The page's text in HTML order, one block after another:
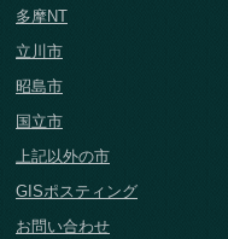
多摩NT
立川市
昭島市
国立市
上記以外の市
GISポスティング
お問い合わせ